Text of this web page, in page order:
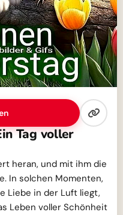
Tag voller
heran, und mit ihm die
In solchen Momenten,
Liebe in der Luft liegt,
Leben voller Schönheit